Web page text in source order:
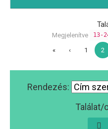
Megjelenítve 13-
« ‹ 1 2
Rendezés:
Találat/